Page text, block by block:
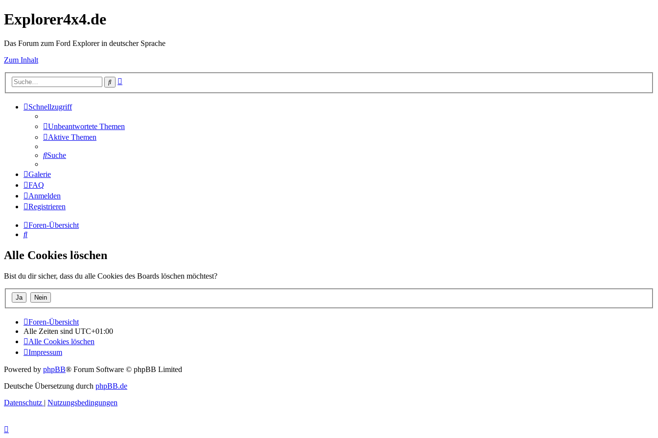
Explorer4x4.de
Das Forum zum Ford Explorer in deutscher Sprache
Zum Inhalt
Suche
Schnellzugriff
Unbeantwortete Themen
Aktive Themen
Suche
Galerie
FAQ
Anmelden
Registrieren
Foren-Übersicht
Suche
Alle Cookies löschen
Bist du dir sicher, dass du alle Cookies des Boards löschen möchtest?
Foren-Übersicht
Alle Zeiten sind UTC+01:00
Alle Cookies löschen
Impressum
Powered by phpBB® Forum Software © phpBB Limited
Deutsche Übersetzung durch phpBB.de
Datenschutz | Nutzungsbedingungen